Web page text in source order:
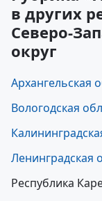
в других
Северо-
округ
Архангельская
Вологодская
Ленинградская
Республика